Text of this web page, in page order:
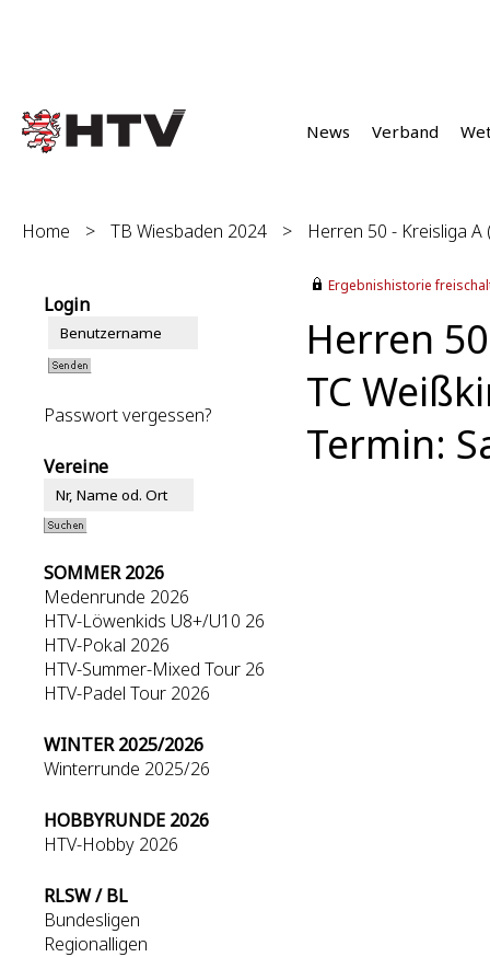
News Verband
Home > TB Wiesbaden 2024 > Herren 50 - Kreisliga A
Login
Passwort vergessen?
Vereine
SOMMER 2026
Medenrunde 2026
HTV-Löwenkids U8+/U10 26
HTV-Pokal 2026
HTV-Summer-Mixed Tour 26
HTV-Padel Tour 2026
WINTER 2025/2026
Winterrunde 2025/26
HOBBYRUNDE 2026
HTV-Hobby 2026
RLSW / BL
Bundesligen
Regionalligen
Ergebnishistorie
Herren
TC
Termin: